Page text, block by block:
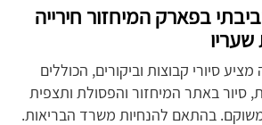
בפארק המיחזור חירייה
סיורי קבוצות וביקורים, הכוללים
סיור באתר המיחזור והפסולת ותצפית
בהתאם להנחיות משרד הבריאות.